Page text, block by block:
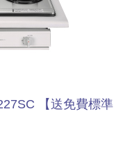
【送免費標準